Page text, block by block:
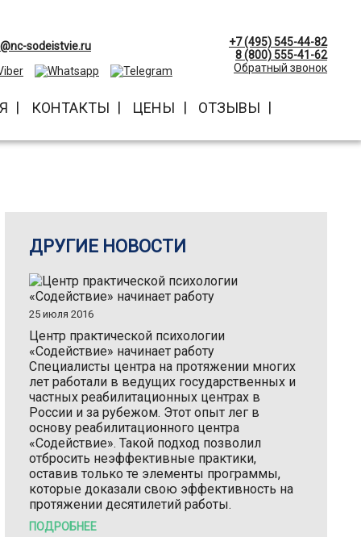
sodeistvie.ru
+7 (495) 545-44-82
8 (800) 555-41-62
Обратный звонок
КОНТАКТЫ ЦЕНЫ ОТЗЫВЫ
ДРУГИЕ НОВОСТИ
25 июля 2016
Центр практической психологии
«Содействие» начинает работу
Специалисты центра на протяжении многих
лет работали в ведущих государственных и
частных реабилитационных центрах в
России и за рубежом. Этот опыт лег в
основу реабилитационного центра
«Содействие». Такой подход позволил
отбросить неэффективные практики,
оставив только те элементы программы,
которые доказали свою эффективность на
протяжении десятилетий работы.
ПОДРОБНЕЕ